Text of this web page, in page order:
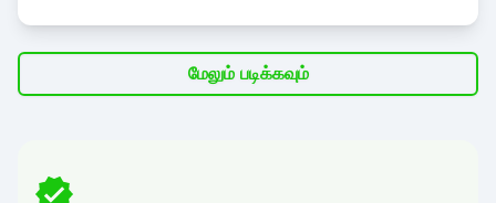
மேலும் படிக்கவும்